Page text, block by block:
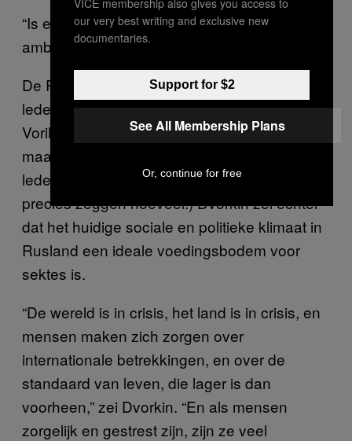
“Is er een bar in de buitenaardse
ambassade? Zoeken jullie nog barmannen?”
De Raëlianen beweren dat er twaalfhonderd
leden aanwezig waren toen hun profeet
Vorilhon in 1993 in Moskou een preek hield,
maar de beweging lijkt momenteel weinig
leden te hebben in Rusland. (Ze wilden niet
precies zeggen hoeveel.) Dvorkin zei echter
dat het huidige sociale en politieke klimaat in
Rusland een ideale voedingsbodem voor
sektes is.
“De wereld is in crisis, het land is in crisis, en
mensen maken zich zorgen over
internationale betrekkingen, en over de
standaard van leven, die lager is dan
voorheen,” zei Dvorkin. “En als mensen
zorgelijk en gestrest zijn, zijn ze veel
our very best writing and exclusive new
documentaries.
Support for $2
See All Membership Plans
Or, continue for free